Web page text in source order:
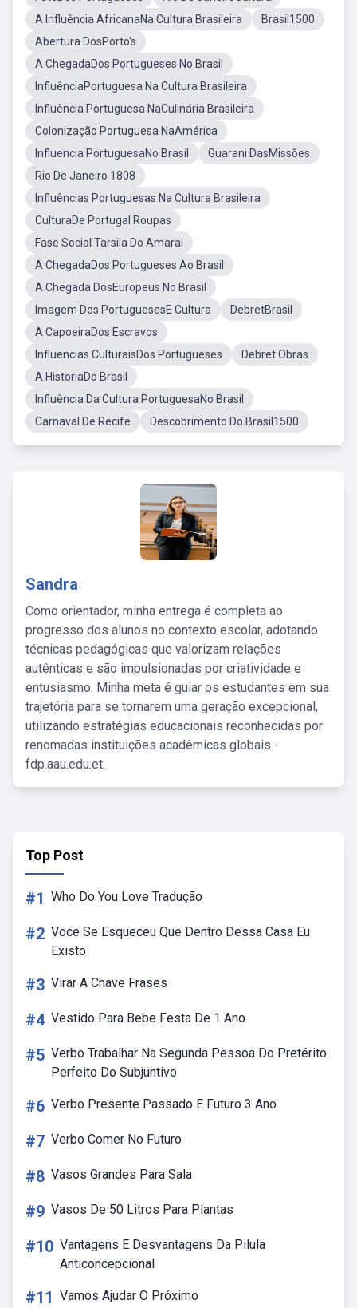
A Influência AfricanaNa Cultura Brasileira
Brasil1500
Abertura DosPorto's
A ChegadaDos Portugueses No Brasil
InfluênciaPortuguesa Na Cultura Brasileira
Influência Portuguesa NaCulinária Brasileira
Colonização Portuguesa NaAmérica
Influencia PortuguesaNo Brasil
Guarani DasMissões
Rio De Janeiro 1808
Influências Portuguesas Na Cultura Brasileira
CulturaDe Portugal Roupas
Fase Social Tarsila Do Amaral
A ChegadaDos Portugueses Ao Brasil
A Chegada DosEuropeus No Brasil
Imagem Dos PortuguesesE Cultura
DebretBrasil
A CapoeiraDos Escravos
Influencias CulturaisDos Portugueses
Debret Obras
A HistoriaDo Brasil
Influência Da Cultura PortuguesaNo Brasil
Carnaval De Recife
Descobrimento Do Brasil1500
Sandra
Como orientador, minha entrega é completa ao
progresso dos alunos no contexto escolar, adotando
técnicas pedagógicas que valorizam relações
autênticas e são impulsionadas por criatividade e
entusiasmo. Minha meta é guiar os estudantes em sua
trajetória para se tornarem uma geração excepcional,
utilizando estratégias educacionais reconhecidas por
renomadas instituições acadêmicas globais -
fdp.aau.edu.et.
Top Post
#1 Who Do You Love Tradução
#2 Voce Se Esqueceu Que Dentro Dessa Casa Eu
Existo
#3 Virar A Chave Frases
#4 Vestido Para Bebe Festa De 1 Ano
#5 Verbo Trabalhar Na Segunda Pessoa Do Pretérito
Perfeito Do Subjuntivo
#6 Verbo Presente Passado E Futuro 3 Ano
#7 Verbo Comer No Futuro
#8 Vasos Grandes Para Sala
#9 Vasos De 50 Litros Para Plantas
#10 Vantagens E Desvantagens Da Pilula
Anticoncepcional
#11 Vamos Ajudar O Próximo